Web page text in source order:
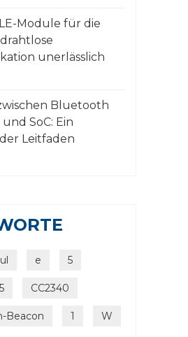
Module für die
unerlässlich
Bluetooth
SoC: Ein
Leitfaden
e 5
CC2340
Beacon 1 W